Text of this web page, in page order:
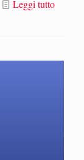
Leggi tutto